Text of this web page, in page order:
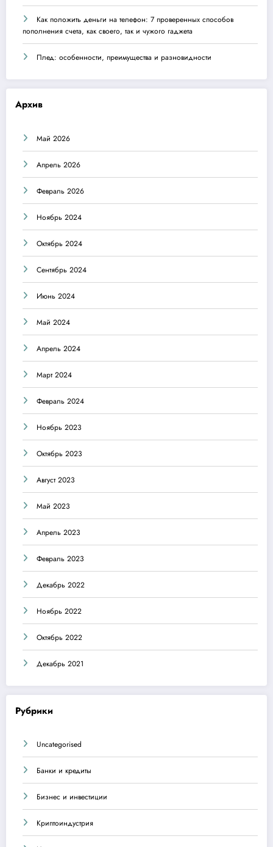
Как положить деньги на телефон: 7 проверенных способов
пополнения счета, как своего, так и чужого гаджета
Плед: особенности, преимущества и разновидности
Архив
Май 2026
Апрель 2026
Февраль 2026
Ноябрь 2024
Октябрь 2024
Сентябрь 2024
Июнь 2024
Май 2024
Апрель 2024
Март 2024
Февраль 2024
Ноябрь 2023
Октябрь 2023
Август 2023
Май 2023
Апрель 2023
Февраль 2023
Декабрь 2022
Ноябрь 2022
Октябрь 2022
Декабрь 2021
Рубрики
Uncategorised
Банки и кредиты
Бизнес и инвестиции
Криптоиндустрия